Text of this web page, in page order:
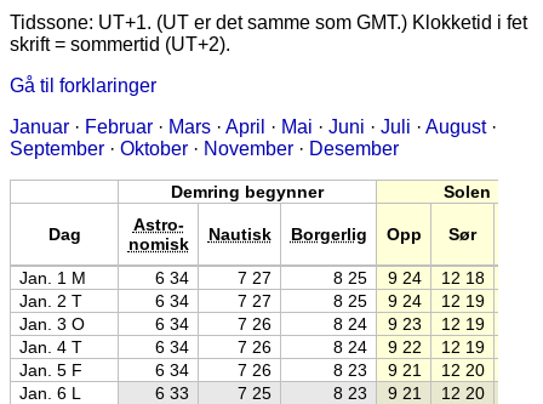
Tidssone: UT+1. (UT er det samme som GMT.) Klokketid i fet
skrift = sommertid (UT+2).
Gå til forklaringer
Januar · Februar · Mars · April · Mai · Juni · Juli · August·
September · Oktober · November · Desember
Demring begynner Solen
Dag
Astro-
nomisk
Nautisk Borgerlig Opp Sør
Jan. 1 M 6 34 7 27 8 25 9 24 12 18
Jan. 2 T
6 34 7 27 8 25 9 24 12 19
Jan. 3 O
6 34 7 26 8 24 9 23 12 19
Jan. 4 T
6 34 7 26 8 24 9 22 12 19
Jan. 5 F
6 34 7 26 8 23 9 21 12 20
Jan. 6 L
6 33 7 25 8 23 9 21 12 20